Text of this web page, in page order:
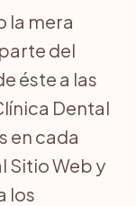
la mera
del
éste a las
Dental
en cada
Sitio Web y
los